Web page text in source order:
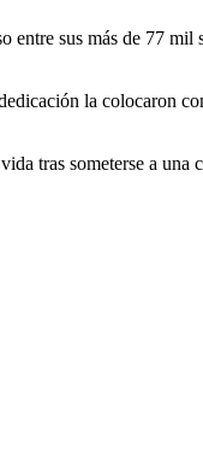
sus más de 77
la colocaron
tras someterse a una